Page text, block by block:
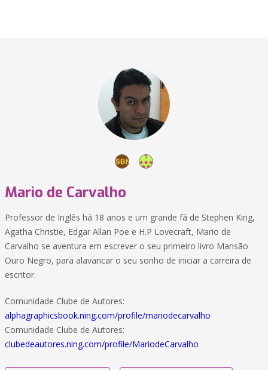
Mario de Carvalho
Professor de Inglês há 18 anos e um grande fã de Stephen King,
Agatha Christie, Edgar Allan Poe e H.P Lovecraft, Mario de
Carvalho se aventura em escrever o seu primeiro livro Mansão
Ouro Negro, para alavancar o seu sonho de iniciar a carreira de
escritor.
Comunidade Clube de Autores:
alphagraphicsbook.ning.com/profile/mariodecarvalho
Comunidade Clube de Autores:
clubedeautores.ning.com/profile/MariodeCarvalho